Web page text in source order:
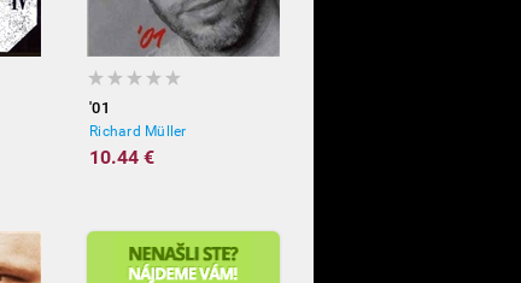
'01
Richard Müller
10.44 €